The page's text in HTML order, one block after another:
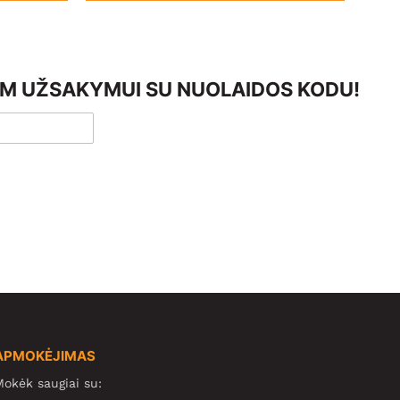
UŽSAKYMUI SU NUOLAIDOS KODU!
saugiai su: